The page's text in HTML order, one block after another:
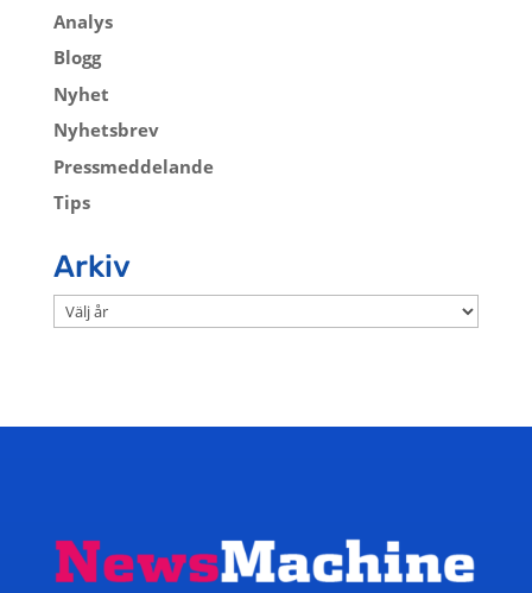
Analys
Blogg
Nyhet
Nyhetsbrev
Pressmeddelande
Tips
Arkiv
Arkiv